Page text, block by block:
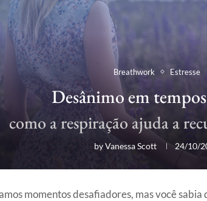
Breathwork Estresse
Desânimo em
como a respiração ajuda a
byVanessa Scott 24/10/
momentos desafiadores, mas você